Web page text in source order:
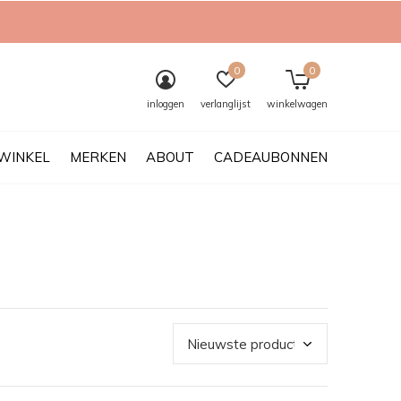
MERKEN ABOUT CADEAUBONNEN
inloggen verlanglijst
0
winkelwagen
0